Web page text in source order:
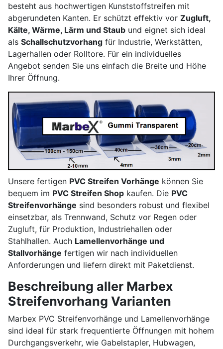
besteht aus hochwertigen Kunststoffstreifen mit
abgerundeten Kanten. Er schützt effektiv vor Zugluft,
Kälte, Wärme, Lärm und Staub und eignet sich ideal
als Schallschutzvorhang für Industrie, Werkstätten,
Lagerhallen oder Rolltore. Für ein individuelles
Angebot senden Sie uns einfach die Breite und Höhe
Ihrer Öffnung.
Unsere fertigen PVC Streifen Vorhänge können Sie
bequem im PVC Streifen Shop kaufen. Die PVC
Streifenvorhänge sind besonders robust und flexibel
einsetzbar, als Trennwand, Schutz vor Regen oder
Zugluft, für Produktion, Industriehallen oder
Stahlhallen. Auch Lamellenvorhänge und
Stallvorhänge fertigen wir nach individuellen
Anforderungen und liefern direkt mit Paketdienst.
Beschreibung aller Marbex
Streifenvorhang Varianten
Marbex PVC Streifenvorhänge und Lamellenvorhänge
sind ideal für stark frequentierte Öffnungen mit hohem
Durchgangsverkehr, wie Gabelstapler, Hubwagen,